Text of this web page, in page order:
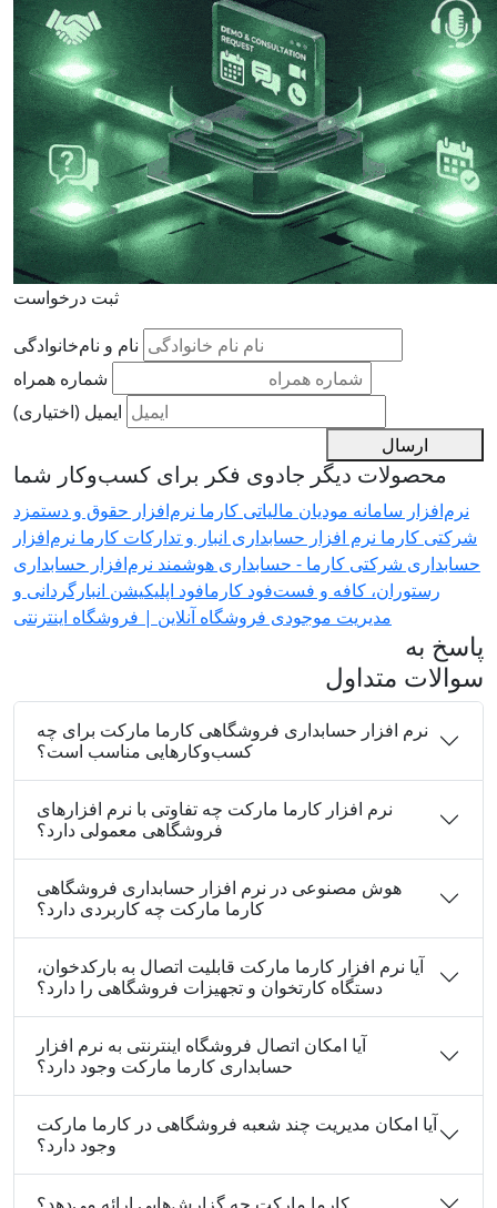
ثبت درخواست
نام و نام‌خانوادگی
شماره همراه
ایمیل (اختیاری)
ارسال
محصولات دیگر جادوی فکر برای کسب‌وکار شما
نرم‌افزار سامانه مودیان مالیاتی کارما نرم‌افزار حقوق و دستمزد
شرکتی کارما نرم افزار حسابداری انبار و تدارکات کارما نرم‌افزار
حسابداری شرکتی کارما - حسابداری هوشمند نرم‌افزار حسابداری
رستوران، کافه و فست‌فود کارمافود اپلیکیشن انبارگردانی و
مدیریت موجودی فروشگاه آنلاین | فروشگاه اینترنتی
پاسخ به
سوالات متداول
نرم افزار حسابداری فروشگاهی کارما مارکت برای چه
کسب‌وکارهایی مناسب است؟
نرم افزار کارما مارکت چه تفاوتی با نرم افزارهای
فروشگاهی معمولی دارد؟
هوش مصنوعی در نرم افزار حسابداری فروشگاهی
کارما مارکت چه کاربردی دارد؟
آیا نرم افزار کارما مارکت قابلیت اتصال به بارکدخوان،
دستگاه کارتخوان و تجهیزات فروشگاهی را دارد؟
آیا امکان اتصال فروشگاه اینترنتی به نرم افزار
حسابداری کارما مارکت وجود دارد؟
آیا امکان مدیریت چند شعبه فروشگاهی در کارما مارکت
وجود دارد؟